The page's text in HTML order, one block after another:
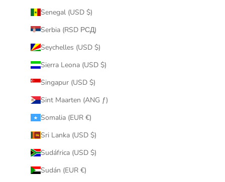
Senegal (USD $)
Serbia (RSD РСД)
Seychelles (USD $)
Sierra Leona (USD $)
Singapur (USD $)
Sint Maarten (ANG ƒ)
Somalia (EUR €)
Sri Lanka (USD $)
Sudáfrica (USD $)
Sudán (EUR €)